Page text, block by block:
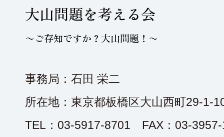
大山問題を考える会
〜ご存知ですか？大山問題！〜
事務局：石田 栄二
所在地：東京都板橋区大山西町29-1-
TEL：03-5917-8701 FAX：03-3957-